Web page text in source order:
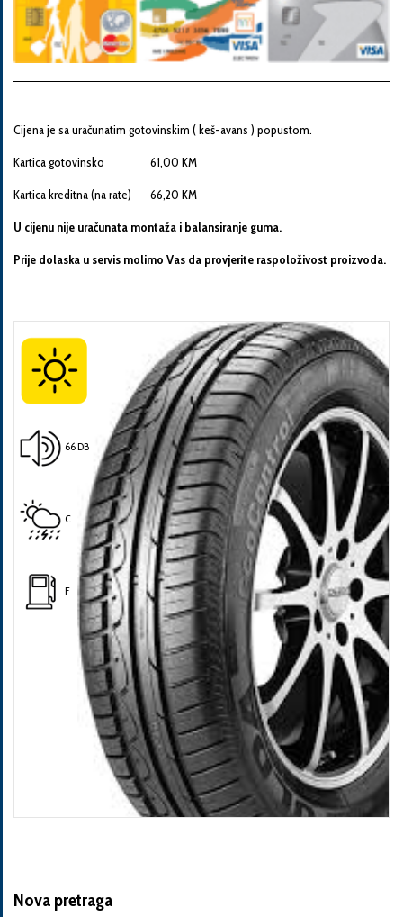
poruka
Pošalji
Cijena je sa uračunatim gotovinskim ( keš-avans ) popustom.
Kartica gotovinsko 61,00 KM
Kartica kreditna (na rate) 66,20 KM
U cijenu nije uračunata montaža i balansiranje guma.
Prije dolaska u servis molimo Vas da provjerite raspoloživost proizvoda.
66 DB
C
F
Nova pretraga